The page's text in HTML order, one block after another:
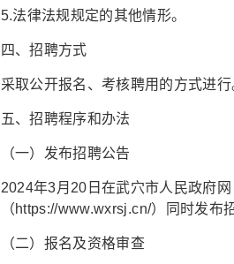
5.法律法规规定的其他情形。
四、招聘方式
采取公开报名、考核聘用的方式进行
五、招聘程序和办法
（一）发布招聘公告
2024年3月20日在武穴市人民政府
（https://www.wxrsj.cn/）同时发布
（二）报名及资格审查